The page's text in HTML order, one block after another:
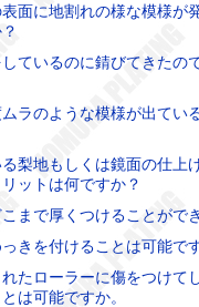
面に地割れの様な模様が
ているのに錆びてきたの
ラのような模様が出てい
梨地もしくは鏡面の仕上
ットは何ですか？
まで厚くつけることがで
きを付けることは可能で
たローラーに傷をつけて
は可能ですか。